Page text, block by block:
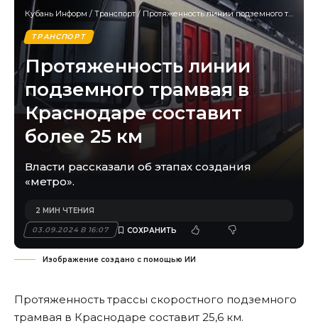
Кубань Информ / Транспорт / Протяженность линии подземного трамвая в Краснодаре составит более 25 км
ТРАНСПОРТ
Протяженность линии
подземного трамвая в
Краснодаре составит
более 25 км
Власти рассказали об этапах создания
«метро».
03.09.2024 В 16:07
2 МИН ЧТЕНИЯ
Изображение создано с помощью ИИ
Протяженность трассы скоростного подземного
трамвая в Краснодаре составит 25,6 км.